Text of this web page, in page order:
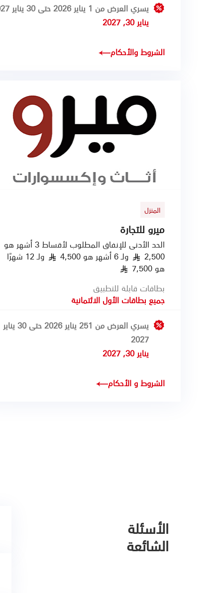
يسري العرض من 1 يناير 2026 حتى 30 يناير 2027
يناير 30, 2027
الشروط والأحكام
المنزل
ميرو للتجارة
الحد الأدنى للإنفاق المطلوب لأقساط 3 أشهر هو
2,500
§ ولـ 6 أشهر هو 4,500 §
ولـ 12 شهرًا
هو 7,500
§
بطاقات قابلة للتطبيق
جميع بطاقات الأول الائتمانية
يسري العرض من 251 يناير 2026 حتى 30 يناير
2027
يناير 30, 2027
الشروط و الأحكام
الأسئلة
الشائعة